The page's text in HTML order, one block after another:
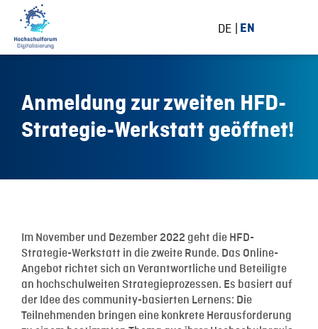
DE EN
Anmeldung zur zweiten HFD-
Strategie-Werkstatt geöffnet!
Im November und Dezember 2022 geht die HFD-
Strategie-Werkstatt in die zweite Runde. Das Online-
Angebot richtet sich an Verantwortliche und Beteiligte
an hochschulweiten Strategieprozessen. Es basiert auf
der Idee des community-basierten Lernens: Die
Teilnehmenden bringen eine konkrete Herausforderung